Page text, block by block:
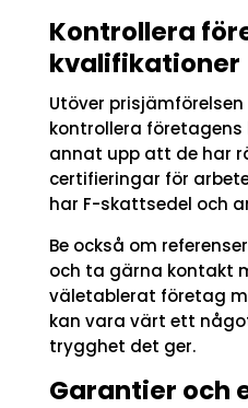
Kontrollera
kvalifikationer
Utöver
kontrollera företagens
annat upp att de har
certifieringar för
har F-skattsedel och
Be också om
och ta gärna kontakt
väletablerat företag
kan vara värt ett
trygghet det ger.
Garantier och